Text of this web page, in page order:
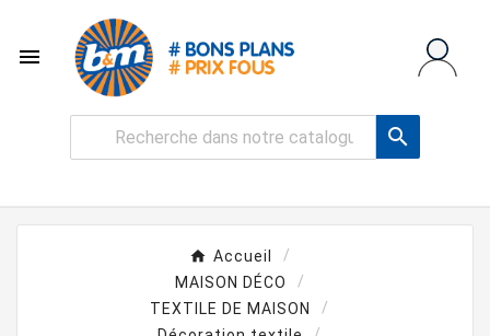


Accueil
MAISON DÉCO
TEXTILE DE MAISON